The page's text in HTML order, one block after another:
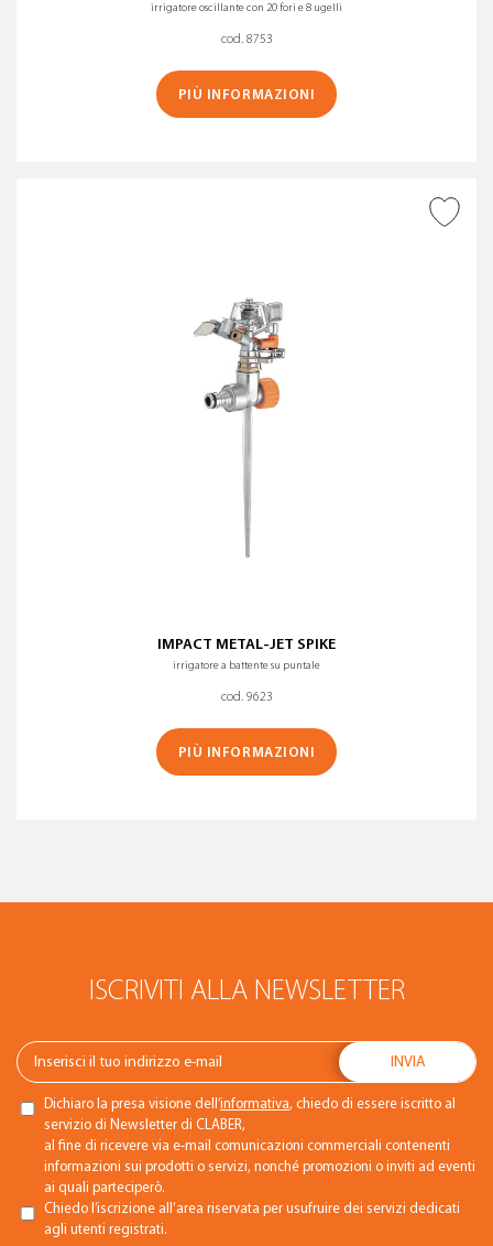
irrigatore oscillante con 20 fori e 8 ugelli
cod. 8753
PIÙ INFORMAZIONI
IMPACT METAL-JET SPIKE
irrigatore a battente su puntale
cod. 9623
PIÙ INFORMAZIONI
ISCRIVITI ALLA NEWSLETTER
Dichiaro la presa visione dell’informativa, chiedo di essere iscritto al
servizio di Newsletter di CLABER,
al fine di ricevere via e-mail comunicazioni commerciali contenenti
informazioni sui prodotti o servizi, nonché promozioni o inviti ad eventi
ai quali parteciperò.
Chiedo l’iscrizione all’area riservata per usufruire dei servizi dedicati
agli utenti registrati.